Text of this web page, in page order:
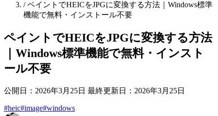
/ ペイントでHEICをJPGに変換する方法｜Windows標準
機能で無料・インストール不要
ペイントでHEICをJPGに変換する方法
｜Windows標準機能で無料・インスト
ール不要
公開日：2026年3月25日 最終更新日：2026年3月25日
#heic#image#windows